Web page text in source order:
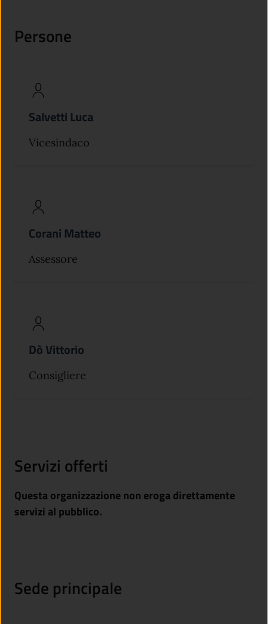
Persone
Salvetti Luca
Vicesindaco
Corani Matteo
Assessore
Dò Vittorio
Consigliere
Servizi offerti
Questa organizzazione non eroga direttamente
servizi al pubblico.
Sede principale